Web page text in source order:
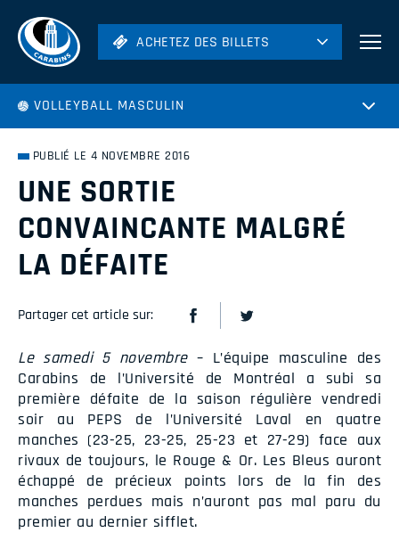
ACHETEZ DES BILLETS
Hockey
ACHETEZ DES BILLETS
VOLLEYBALL MASCULIN
PUBLIÉ LE 4 NOVEMBRE 2016
UNE SORTIE
CONVAINCANTE MALGRÉ
LA DÉFAITE
Partager cet article sur:
Le samedi 5 novembre– L’équipe masculine des
Carabins de l’Université de Montréal a subi sa
première défaite de la saison régulière vendredi
soir au PEPS de l’Université Laval en quatre
manches (23-25, 23-25, 25-23 et 27-29) face aux
rivaux de toujours, le Rouge & Or. Les Bleus auront
échappé de précieux points lors de la fin des
manches perdues mais n’auront pas mal paru du
premier au dernier sifflet.